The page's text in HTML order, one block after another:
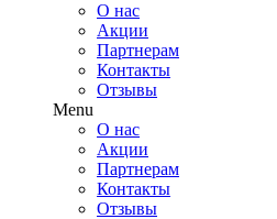
О нас
Акции
Партнерам
Контакты
Отзывы
Menu
О нас
Акции
Партнерам
Контакты
Отзывы